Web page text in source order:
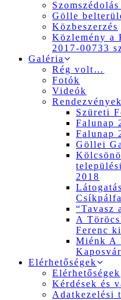
Gölle
Közbeszerzés
Közlemény a
2017-00733
Galéria
Rég volt…
Fotók
Videók
Rendezvények
Szüreti
Falunap
Falunap
Göllei
2018
“Tavasz
A
Ferenc
Miénk A
Kaposvár
Elérhetőségek
Elérhetőségek
Kérdések és
Adatkezelési